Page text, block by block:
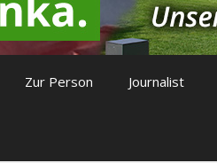
Zur Person Journalist